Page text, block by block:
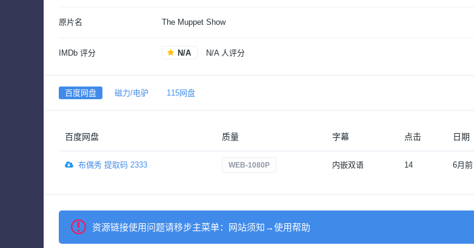
原片名 The Muppet Show
IMDb 评分 N/A N/A 人评分
百度网盘 磁力/电驴 115网盘
百度网盘 质量 字幕 点击 日期
布偶秀 提取码 2333 WEB-1080P 内嵌双语 14 6月前
资源链接使用问题请移步主菜单：网站须知→使用帮助